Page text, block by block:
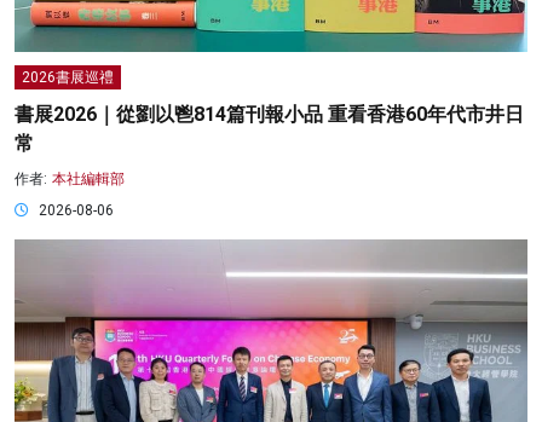
2026書展巡禮
書展2026｜從劉以鬯814篇刊報小品 重看香港60年代市井日
常
作者: 本社編輯部
2026-08-06